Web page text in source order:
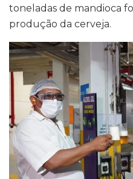
toneladas de mandioca
produção da cerveja.